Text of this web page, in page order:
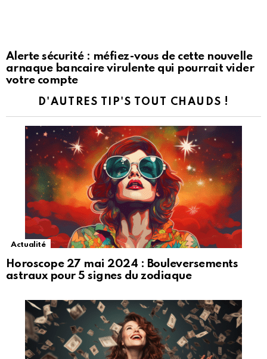
Alerte sécurité : méfiez-vous de cette nouvelle
arnaque bancaire virulente qui pourrait vider
votre compte
D'AUTRES TIP'S TOUT CHAUDS !
Actualité
Horoscope 27 mai 2024 : Bouleversements
astraux pour 5 signes du zodiaque